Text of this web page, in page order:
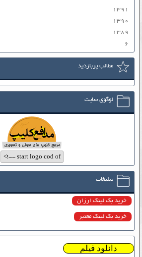
۱۳۹۱
۱۳۹۰
۱۳۸۹
۶
مطالب پربازدید
لوگوی سایت
تبلیغات
خرید بک لینک ارزان
خرید بک لینک معتبر
دانلود فیلم